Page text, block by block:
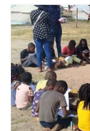
lähdetty
jonka tuloksena
ammattilaisille
tukimateriaalia.